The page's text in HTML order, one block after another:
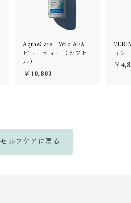
AquaeCare Wild AFA
ビューティー（カプセ
ル）
￥10,800
0
ョン
￥
セルフケアに戻る